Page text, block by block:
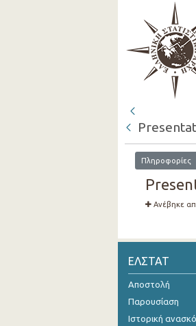
Πληροφορίες
Ανέβηκε
ΕΛΣΤΑΤ
Αποστολή
Παρουσίαση
Ιστορική